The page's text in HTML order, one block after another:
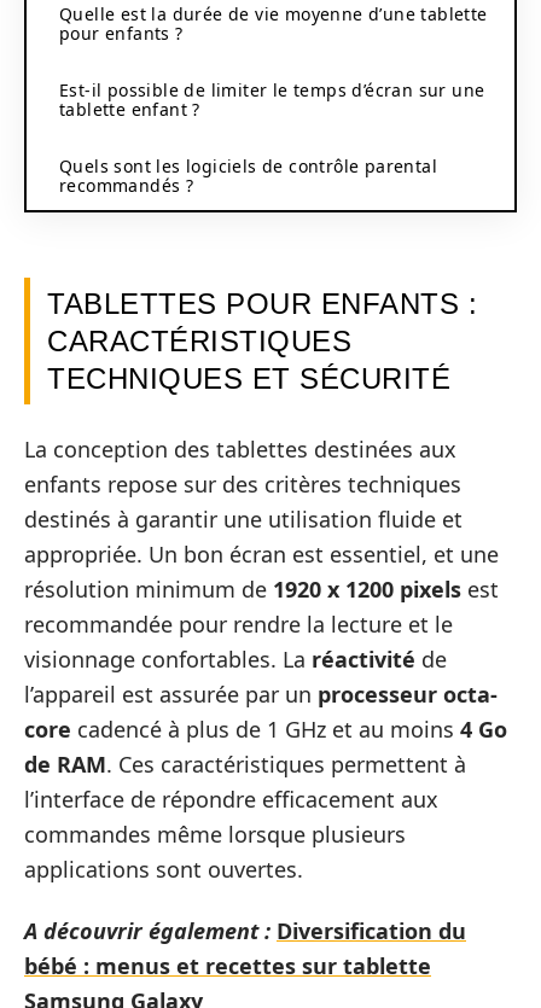
Quelle est la durée de vie moyenne d’une tablette
pour enfants ?
Est-il possible de limiter le temps d’écran sur une
tablette enfant ?
Quels sont les logiciels de contrôle parental
recommandés ?
TABLETTES POUR ENFANTS :
CARACTÉRISTIQUES
TECHNIQUES ET SÉCURITÉ
La conception des tablettes destinées aux
enfants repose sur des critères techniques
destinés à garantir une utilisation fluide et
appropriée. Un bon écran est essentiel, et une
résolution minimum de 1920 x 1200 pixels est
recommandée pour rendre la lecture et le
visionnage confortables. La réactivité de
l’appareil est assurée par un processeur octa-
core cadencé à plus de 1 GHz et au moins 4 Go
de RAM. Ces caractéristiques permettent à
l’interface de répondre efficacement aux
commandes même lorsque plusieurs
applications sont ouvertes.
A découvrir également : Diversification du
bébé : menus et recettes sur tablette
Samsung Galaxy